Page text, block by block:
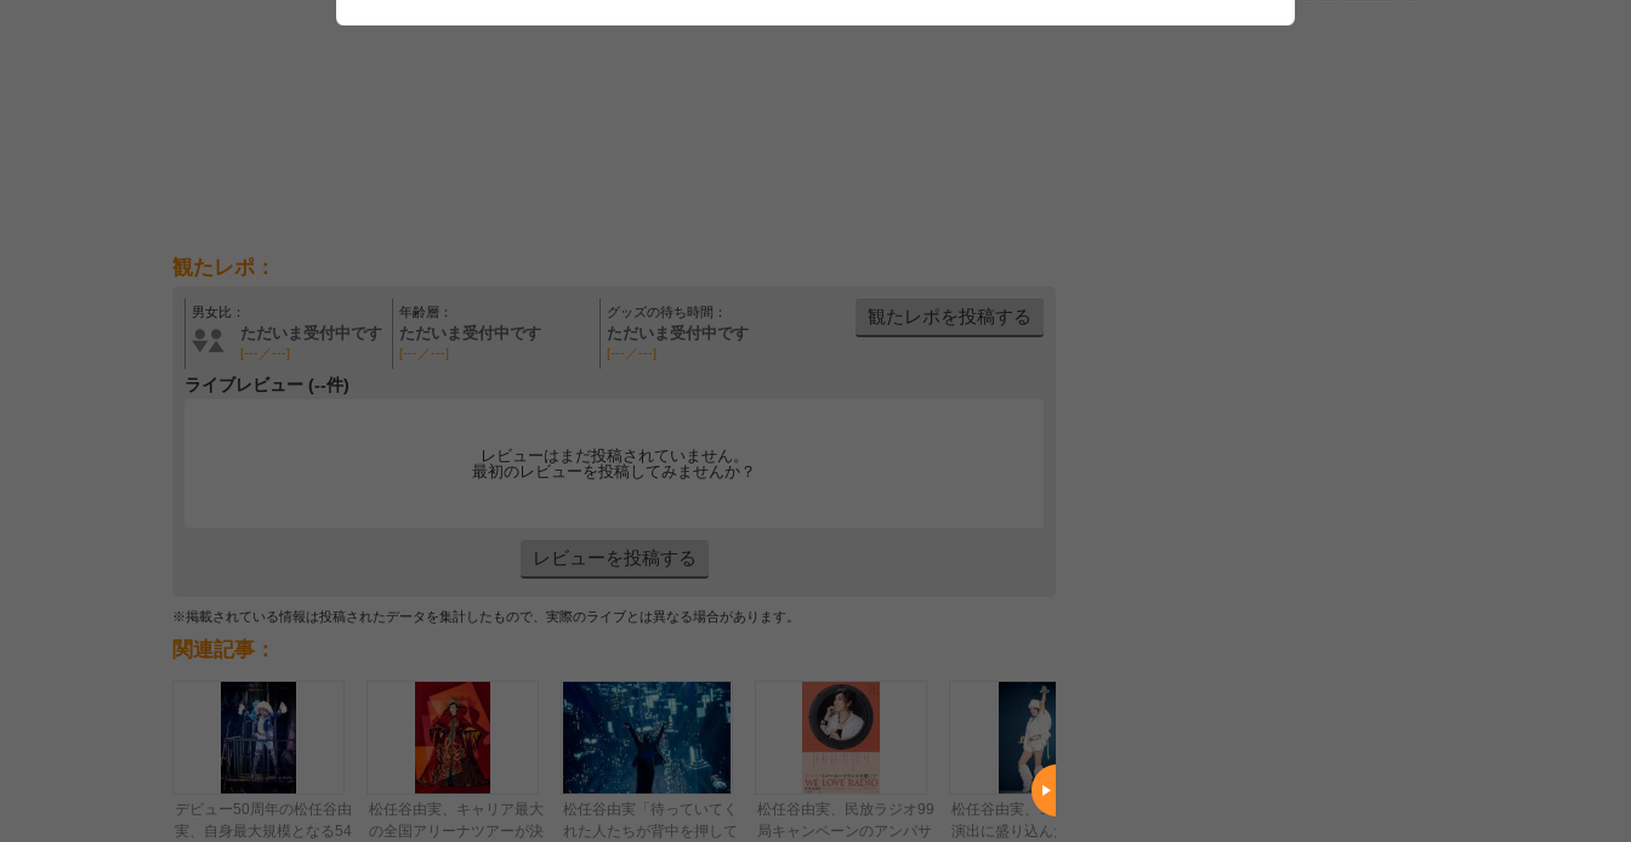
観たレポ：
男女比：
ただいま受付中です
[---／---]
年齢層：
ただいま受付中です
[---／---]
グッズの待ち時間：
ただいま受付中です
[---／---]
観たレポを投稿する
ライブレビュー (--件)
レビューはまだ投稿されていません。
最初のレビューを投稿してみませんか？
レビューを投稿する
※掲載されている情報は投稿されたデータを集計したもので、実際のライブとは異なる場合があります。
関連記事：
デビュー50周年の松任谷由
実、自身最大規模となる54
松任谷由実、キャリア最大
の全国アリーナツアーが決
松任谷由実「待っていてく
れた人たちが背中を押して
松任谷由実、民放ラジオ99
局キャンペーンのアンバサ
松任谷由実、コロナ対策を
演出に盛り込んだ近未来の